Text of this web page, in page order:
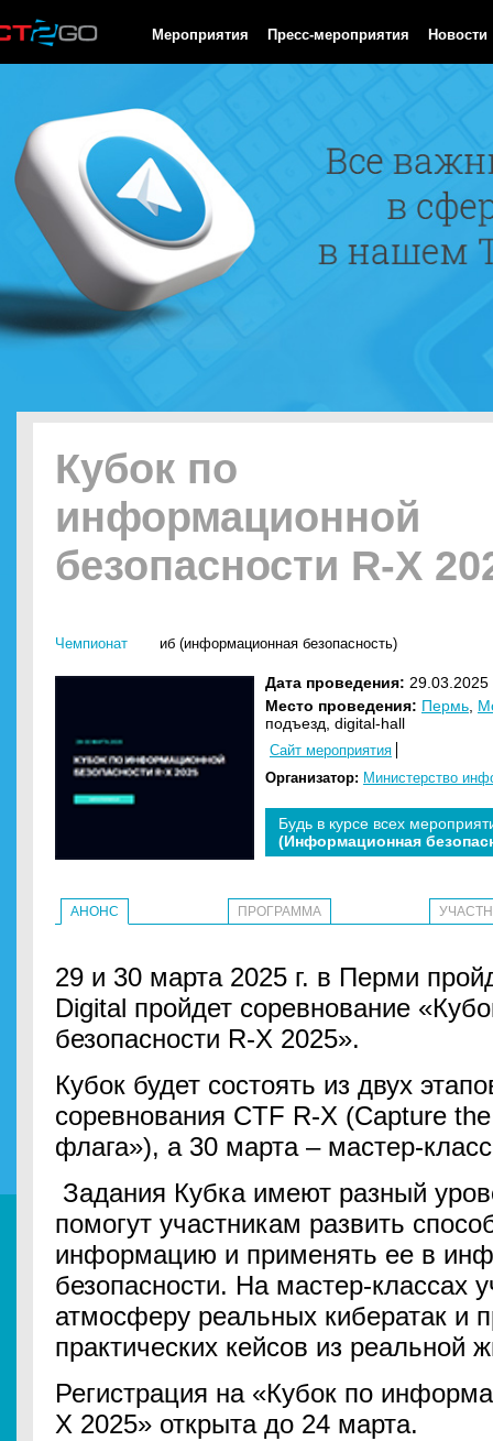
Мероприятия Пресс-мероприятия Новости
Кубок по
информационной
безопасности R-X
Чемпионат иб (информационная безопасность)
Дата проведения:
Место проведения: Пермь
подъезд, digital-hall
Сайт мероприятия
Организатор: Министерство
Будь в курсе всех
(Информационная
АНОНС ПРОГРАММА
29 и 30 марта 2025 г. в Перми
Digital пройдет соревнование
безопасности R-X 2025».
Кубок будет состоять из двух
соревнования CTF R-X (Capture
флага»), а 30 марта – мастер-
Задания Кубка имеют разный
помогут участникам развить
информацию и применять ее в
безопасности. На мастер-классах
атмосферу реальных кибератак и
практических кейсов из реальной
Регистрация на «Кубок по
X 2025» открыта до 24 марта.